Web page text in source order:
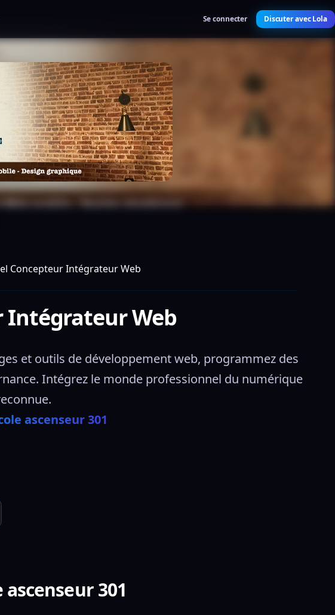
Se connecter Discuter avec Lola
Concepteur Intégrateur Web
Intégrateur Web
et outils de développement web, programmez des
Intégrez le monde professionnel du numérique
ascenseur 301
301